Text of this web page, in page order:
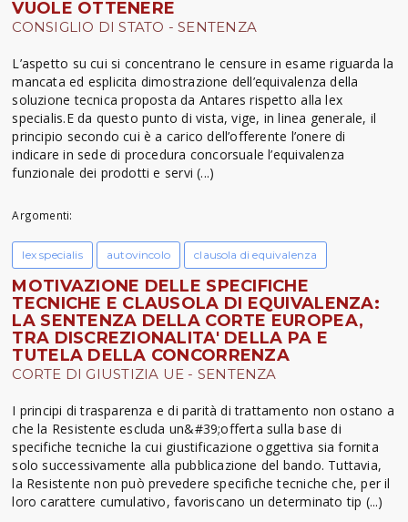
VUOLE OTTENERE
CONSIGLIO DI STATO - SENTENZA
L’aspetto su cui si concentrano le censure in esame riguarda la
mancata ed esplicita dimostrazione dell’equivalenza della
soluzione tecnica proposta da Antares rispetto alla lex
specialis.E da questo punto di vista, vige, in linea generale, il
principio secondo cui è a carico dell’offerente l’onere di
indicare in sede di procedura concorsuale l’equivalenza
funzionale dei prodotti e servi (...)
Argomenti:
lex specialis autovincolo clausola di equivalenza
MOTIVAZIONE DELLE SPECIFICHE
TECNICHE E CLAUSOLA DI EQUIVALENZA:
LA SENTENZA DELLA CORTE EUROPEA,
TRA DISCREZIONALITA' DELLA PA E
TUTELA DELLA CONCORRENZA
CORTE DI GIUSTIZIA UE - SENTENZA
I principi di trasparenza e di parità di trattamento non ostano a
che la Resistente escluda un&#39;offerta sulla base di
specifiche tecniche la cui giustificazione oggettiva sia fornita
solo successivamente alla pubblicazione del bando. Tuttavia,
la Resistente non può prevedere specifiche tecniche che, per il
loro carattere cumulativo, favoriscano un determinato tip (...)